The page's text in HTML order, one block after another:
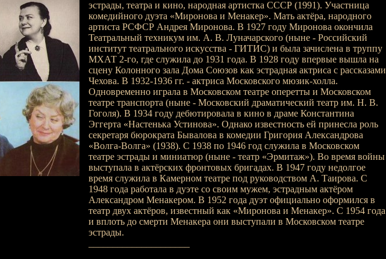
эстрады, театра и кино, народная артистка СССР (1991). Участница
комедийного дуэта «Миронова и Менакер». Мать актёра, народного
артиста РСФСР Андрея Миронова. В 1927 году Миронова окончила
Театральный техникум им. А. В. Луначарского (ныне - Российский
институт театрального искусства - ГИТИС) и была зачислена в труппу
МХАТ 2-го, где служила до 1931 года. В 1928 году впервые вышла на
сцену Колонного зала Дома Союзов как эстрадная актриса с рассказами
Чехова. В 1932-1936 гг. - актриса Московского мюзик-холла.
Одновременно играла в Московском театре оперетты и Московском
театре транспорта (ныне - Московский драматический театр им. Н. В.
Гоголя). В 1934 году дебютировала в кино в драме Константина
Эггерта «Настенька Устинова». Однако известность ей принесла роль
секретаря бюрократа Бывалова в комедии Григория Александрова
«Волга-Волга» (1938). С 1938 по 1946 год служила в Московском
театре эстрады и миниатюр (ныне - театр «Эрмитаж»). Во время войны
выступала в актёрских фронтовых бригадах. В 1947 году недолгое
время служила в Камерном театре под руководством А. Таирова. С
1948 года работала в дуэте со своим мужем, эстрадным актёром
Александром Менакером. В 1952 года дуэт официально оформился в
театр двух актёров, известный как «Миронова и Менакер». С 1954 года
и вплоть до смерти Менакера они выступали в Московском театре
эстрады.